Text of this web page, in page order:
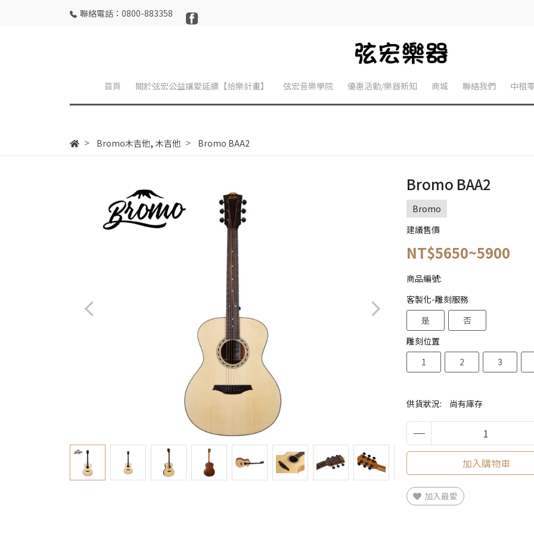
聯絡電話：0800-883358
首頁 關於弦宏公益讓愛延續【拾樂計畫】 弦宏音樂學院 優惠活動/樂器新知 商城 聯絡我們 中租
Bromo木吉他, 木吉他 Bromo BAA2
Bromo BAA2
Bromo
建議售價
NT$5650~5900
商品編號:
供貨狀況: 尚有庫存
客製化-雕刻服務
是
否
雕刻位置
1
2 3
加入購物車
加入最愛